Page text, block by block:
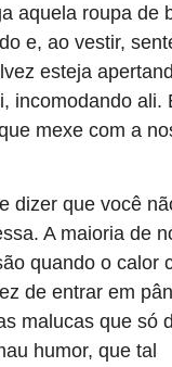
aquela roupa de
e, ao vestir,
esteja
incomodando ali.
mexe com a
dizer que você
A maioria de
quando o calor
de entrar em
malucas que só
humor, que tal